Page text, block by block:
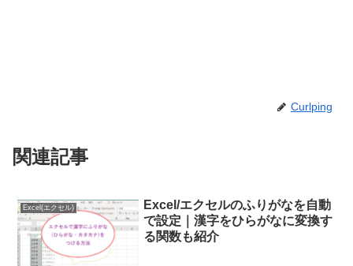
Curlping
関連記事
Excel(エクセル)
Excel/エクセルのふりがなを自動
で設定｜漢字をひらがなに変換す
る関数も紹介